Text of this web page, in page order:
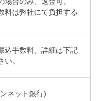
料は弊社にて負担する
込手数料。詳細は下記
い。
ネット銀行)